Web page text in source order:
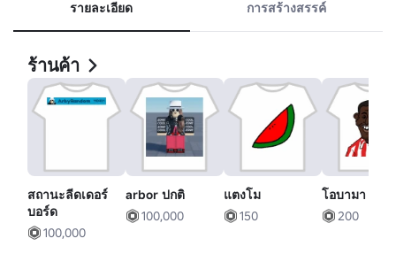
รายละเอียด การสร้างสรรค์
ร้านค้า
สถานะลีดเดอร์
บอร์ด
100,000
arbor ปกติ
100,000
แตงโม
150
โอบามา
200